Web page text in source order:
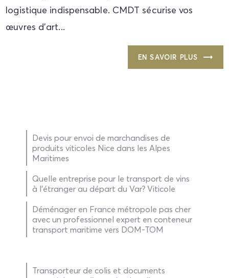
logistique indispensable. CMDT sécurise vos
œuvres d'art...
EN SAVOIR PLUS
Devis pour envoi de marchandises de
produits viticoles Nice dans les Alpes
Maritimes
Quelle entreprise pour le transport de vins
à l'étranger au départ du Var? Viticole
Déménager en France métropole pas cher
avec un professionnel expert en conteneur
transport maritime vers DOM-TOM
Transporteur de colis et documents